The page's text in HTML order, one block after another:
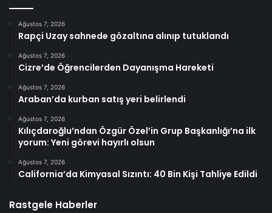
Ağustos 7, 2026
Rapçi Uzay sahnede gözaltına alınıp tutuklandı
Ağustos 7, 2026
Cizre’de Öğrencilerden Dayanışma Hareketi
Ağustos 7, 2026
Araban’da kurban satış yeri belirlendi
Ağustos 7, 2026
Kılıçdaroğlu’ndan Özgür Özel’in Grup Başkanlığı’na ilk
yorum: Yeni görevi hayırlı olsun
Ağustos 7, 2026
California’da Kimyasal Sızıntı: 40 Bin Kişi Tahliye Edildi
Rastgele Haberler